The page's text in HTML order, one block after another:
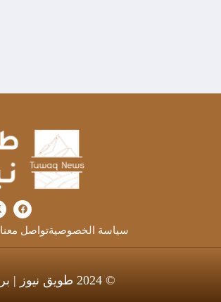
سياسة الخصوصيةتواصل معنا
© 2024 طويق نيوز | برمجة وتصميم